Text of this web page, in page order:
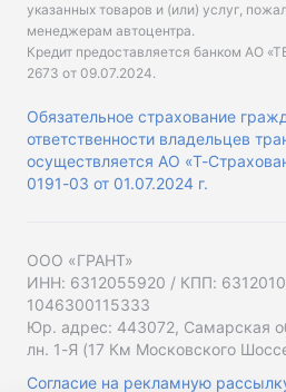
указанных товаров и (или) услуг,
менеджерам автоцентра.
Кредит предоставляется банком АО
2673 от 09.07.2024.
Обязательное страхование
ответственности владельцев
осуществляется АО «Т-
0191-03 от 01.07.2024 г.
ООО «ГРАНТ»
ИНН: 6312055920 / КПП:
1046300115333
Юр. адрес: 443072, Самарская
лн. 1-Я (17 Км Московского
Согласие на рекламную